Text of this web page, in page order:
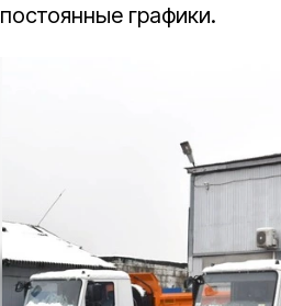
постоянные графики.